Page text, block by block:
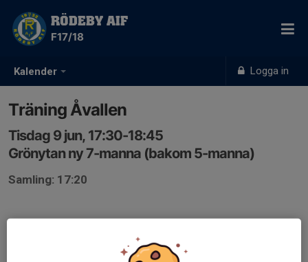
Kalender Logga in
RÖDEBY AIF
F17/18
Träning Åvallen
Tisdag 9 jun, 17:30-18:45
Grönytan ny 7-manna (bakom 5-manna)
Samling: 17:20